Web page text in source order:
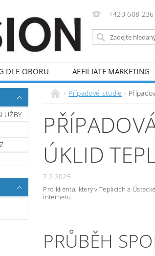
+420 608
DLE OBORU AFFILIATE MARKETING
Případové studie
ÚKLID
7.2.2025
Pro klienta, který v Teplicích a
internetu.
PRŮBĚH